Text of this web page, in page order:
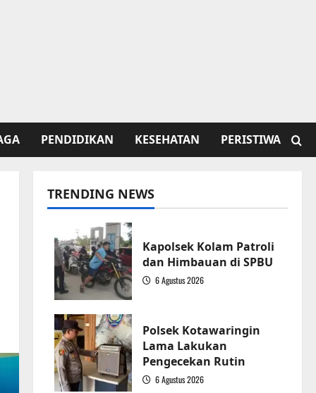
PENDIDIKAN KESEHATAN PERISTIWA
TRENDING NEWS
Kapolsek Kolam Patroli
dan Himbauan di SPBU
6 Agustus 2026
Polsek Kotawaringin
Lama Lakukan
Pengecekan Rutin
6 Agustus 2026